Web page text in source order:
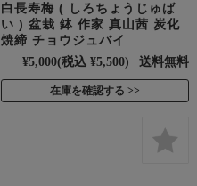
白長寿梅 ( しろちょうじゅば
い ) 盆栽 鉢 作家 真山茜 炭化
焼締 チョウジュバイ
¥5,000(税込 ¥5,500) 送料無料
在庫を確認する